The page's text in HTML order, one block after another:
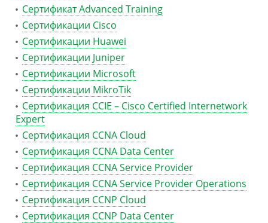
Сертификат Advanced Training
Сертификации Cisco
Сертификации Huawei
Сертификации Juniper
Сертификации Microsoft
Сертификации MikroTik
Сертификация CCIE – Cisco Certified Internetwork
Expert
Сертификация CCNA Cloud
Сертификация CCNA Data Center
Сертификация CCNA Service Provider
Сертификация CCNA Service Provider Operations
Сертификация CCNP Cloud
Сертификация CCNP Data Center